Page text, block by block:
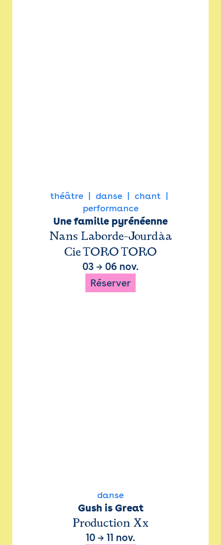
théâtre danse
chant
performance
Une famille pyrénéenne
Nans Laborde-Jourdàa
Cie TORO TORO
03 → 06 nov.
Réserver
danse
Gush is Great
Production Xx
10 → 11 nov.